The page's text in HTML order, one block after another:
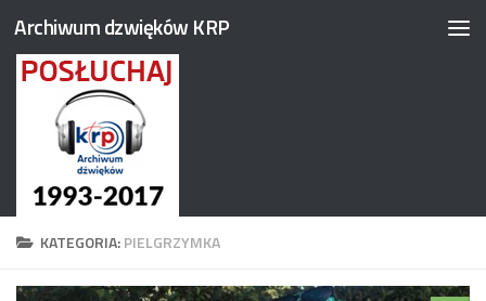
Przejdź do treści
Archiwum dzwięków KRP
KATEGORIA:PIELGRZYMKA